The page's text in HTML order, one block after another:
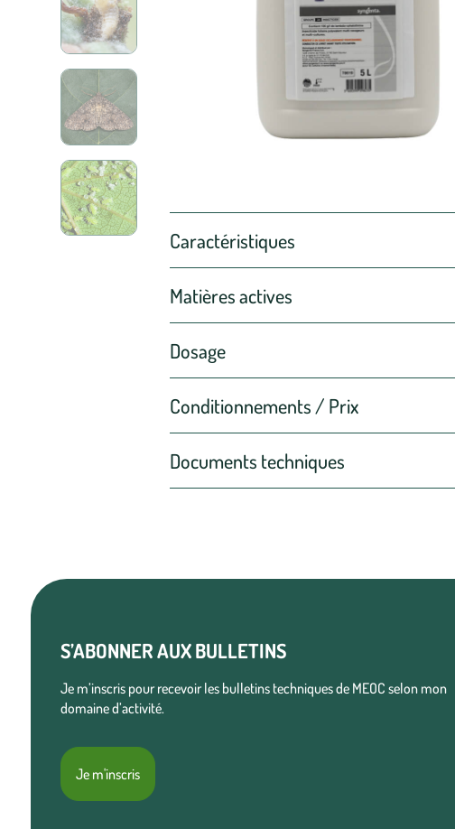
Caractéristiques
Matières actives
Dosage
Conditionnements / Prix
Documents techniques
S’ABONNER AUX BULLETINS
Je m’inscris pour recevoir les bulletins techniques de MEOC selon mon
domaine d’activité.
Je m'inscris